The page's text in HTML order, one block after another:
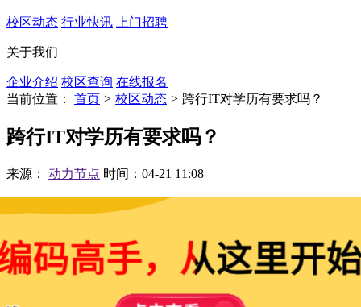
校区动态 行业快讯 上门招聘
关于我们
企业介绍 校区查询 在线报名
当前位置：
首页 > 校区动态 > 跨行IT对学历有要求吗？
跨行IT对学历有要求吗？
来源： 动力节点 时间：04-21 11:08